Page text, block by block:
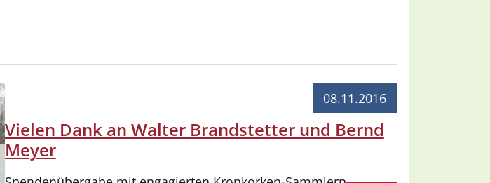
08.11.2016
Vielen Dank an Walter Brandstetter und Bernd
Meyer